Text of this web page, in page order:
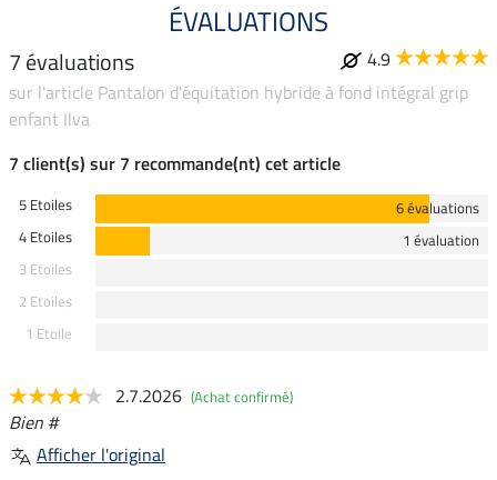
ÉVALUATIONS
7 évaluations
4.9
sur l'article Pantalon d'équitation hybride à fond intégral grip
enfant Ilva
7 client(s) sur 7 recommande(nt) cet article
5 Etoiles
6 évaluations
4 Etoiles
1 évaluation
3 Etoiles
2 Etoiles
1 Etoile
2.7.2026 (Achat confirmé)
Bien #
Afficher l'original